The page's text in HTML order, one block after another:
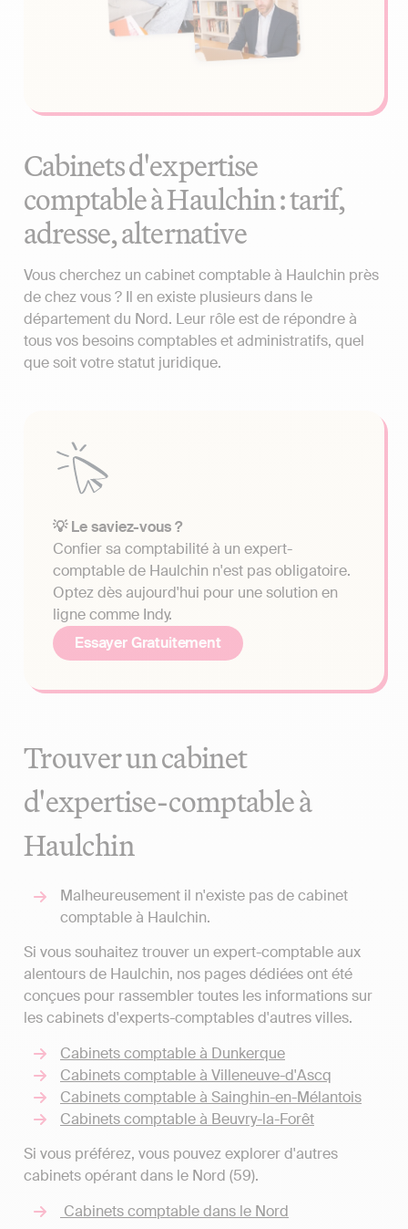
Cabinets d'expertise
comptable à Haulchin : tarif,
adresse, alternative
Vous cherchez un cabinet comptable à Haulchin près
de chez vous ? Il en existe plusieurs dans le
département du Nord. Leur rôle est de répondre à
tous vos besoins comptables et administratifs, quel
que soit votre statut juridique.
💡 Le saviez-vous ?
Confier sa comptabilité à un expert-
comptable de Haulchin n'est pas obligatoire.
Optez dès aujourd'hui pour une solution en
ligne comme Indy.
Essayer Gratuitement
Trouver un cabinet
d'expertise-comptable à
Haulchin
Malheureusement il n'existe pas de cabinet
comptable à Haulchin.
Si vous souhaitez trouver un expert-comptable aux
alentours de Haulchin, nos pages dédiées ont été
conçues pour rassembler toutes les informations sur
les cabinets d'experts-comptables d'autres villes.
Cabinets comptable à Dunkerque
Cabinets comptable à Villeneuve-d'Ascq
Cabinets comptable à Sainghin-en-Mélantois
Cabinets comptable à Beuvry-la-Forêt
Si vous préférez, vous pouvez explorer d'autres
cabinets opérant dans le Nord (59).
Cabinets comptable dans le Nord